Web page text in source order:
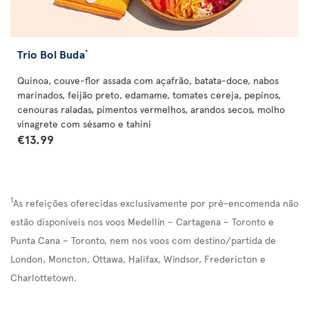
Trio Bol Buda*
Quinoa, couve-flor assada com açafrão, batata-doce, nabos
marinados, feijão preto, edamame, tomates cereja, pepinos,
cenouras raladas, pimentos vermelhos, arandos secos, molho
vinagrete com sésamo e tahini
€13.99
1As refeições oferecidas exclusivamente por pré-encomenda não
estão disponíveis nos voos Medellín – Cartagena – Toronto e
Punta Cana – Toronto, nem nos voos com destino/partida de
London, Moncton, Ottawa, Halifax, Windsor, Fredericton e
Charlottetown.